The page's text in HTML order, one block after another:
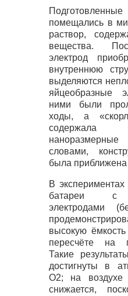
помещались в
раствор,
вещества.
электрод
внутреннюю
выделяются
яйцеобразные
ними были
ходы, а
содержала
словами,
была приближена
В
батареи с
электродами
высокую
пересчёте на
Такие
достигнуты в
O2; на воздухе
снижается,